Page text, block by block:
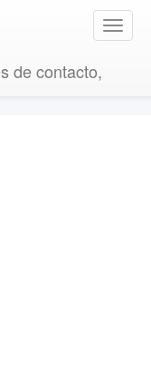
T
o
de contacto,